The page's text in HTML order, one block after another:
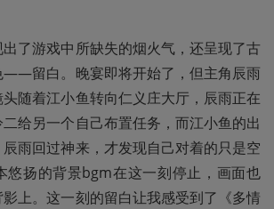
了游戏中所缺失的烟火气，还呈现了古
——留白。晚宴即将开始了，但主角辰雨
随着江小鱼转向仁义庄大厅，辰雨正在
给另一个自己布置任务，而江小鱼的出
雨回过神来，才发现自己对着的只是空
悠扬的背景bgm在这一刻停止，画面也
上。这一刻的留白让我感受到了《多情